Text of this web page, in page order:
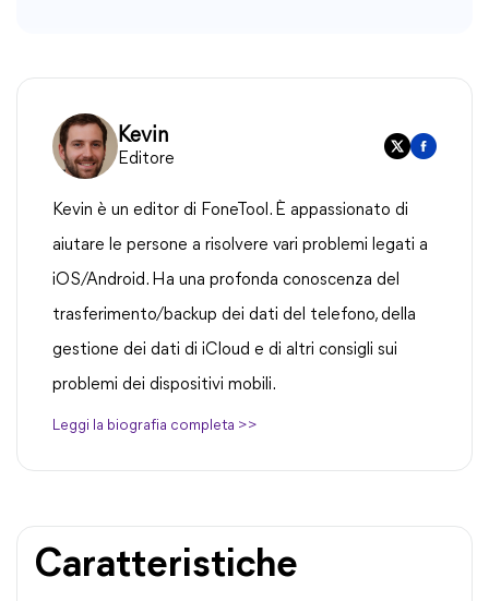
Kevin
Editore
Kevin è un editor di FoneTool. È appassionato di
aiutare le persone a risolvere vari problemi legati a
iOS/Android. Ha una profonda conoscenza del
trasferimento/backup dei dati del telefono, della
gestione dei dati di iCloud e di altri consigli sui
problemi dei dispositivi mobili.
Leggi la biografia completa >>
Caratteristiche